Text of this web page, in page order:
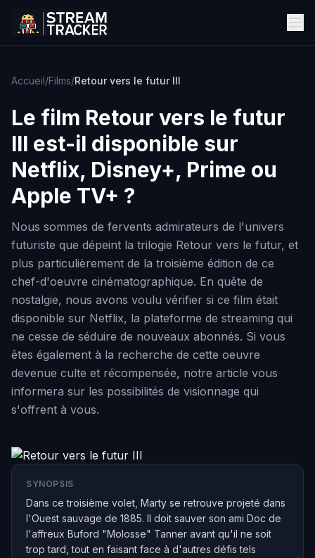
Accueil/Films/Retour vers le futur III
Le film Retour vers le futur
III est-il disponible sur
Netflix, Disney+, Prime ou
Apple TV+ ?
Nous sommes de fervents admirateurs de l'univers
futuriste que dépeint la trilogie Retour vers le futur, et
plus particulièrement de la troisième édition de ce
chef-d'oeuvre cinématographique. En quête de
nostalgie, nous avons voulu vérifier si ce film était
disponible sur Netflix, la plateforme de streaming qui
ne cesse de séduire de nouveaux abonnés. Si vous
êtes également à la recherche de cette oeuvre
devenue culte et récompensée, notre article vous
informera sur les possibilités de visionnage qui
s'offrent à vous.
SYNOPSIS
Dans ce troisième volet, Marty se retrouve projeté dans
l'Ouest sauvage de 1885. Il doit sauver son ami Doc de
l'affreux Buford "Molosse" Tanner avant qu'il ne soit
trop tard, tout en faisant face à d'autres défis tels